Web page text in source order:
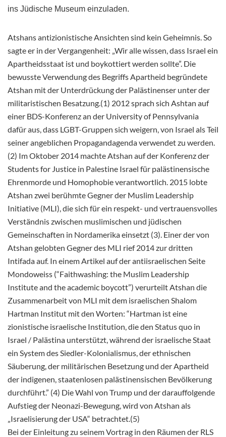
ins Jüdische Museum einzuladen.
Atshans antizionistische Ansichten sind kein Geheimnis. So
sagte er in der Vergangenheit: „Wir alle wissen, dass Israel ein
Apartheidsstaat ist und boykottiert werden sollte”. Die
bewusste Verwendung des Begriffs Apartheid begründete
Atshan mit der Unterdrückung der Palästinenser unter der
militaristischen Besatzung.(1) 2012 sprach sich Ashtan auf
einer BDS-Konferenz an der University of Pennsylvania
dafür aus, dass LGBT-Gruppen sich weigern, von Israel als Teil
seiner angeblichen Propagandagenda verwendet zu werden.
(2) Im Oktober 2014 machte Atshan auf der Konferenz der
Students for Justice in Palestine Israel für palästinensische
Ehrenmorde und Homophobie verantwortlich. 2015 lobte
Atshan zwei berühmte Gegner der Muslim Leadership
Initiative (MLI), die sich für ein respekt- und vertrauensvolles
Verständnis zwischen muslimischen und jüdischen
Gemeinschaften in Nordamerika einsetzt (3). Einer der von
Atshan gelobten Gegner des MLI rief 2014 zur dritten
Intifada auf. In einem Artikel auf der antiisraelischen Seite
Mondoweiss (“Faithwashing: the Muslim Leadership
Institute and the academic boycott”) verurteilt Atshan die
Zusammenarbeit von MLI mit dem israelischen Shalom
Hartman Institut mit den Worten: “Hartman ist eine
zionistische israelische Institution, die den Status quo in
Israel / Palästina unterstützt, während der israelische Staat
ein System des Siedler-Kolonialismus, der ethnischen
Säuberung, der militärischen Besetzung und der Apartheid
der indigenen, staatenlosen palästinensischen Bevölkerung
durchführt.” (4) Die Wahl von Trump und der darauffolgende
Aufstieg der Neonazi-Bewegung, wird von Atshan als
„Israelisierung der USA“ betrachtet.(5)
Bei der Einleitung zu seinem Vortrag in den Räumen der RLS